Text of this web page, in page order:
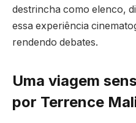
destrincha como elenco,
essa experiência
rendendo debates.
Uma viagem
por Terrence